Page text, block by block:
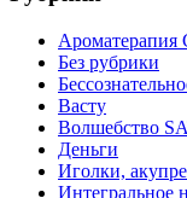
Ароматерапия
Без рубрики
Васту
Волшебство
Деньги
Иголки,
Интегральное